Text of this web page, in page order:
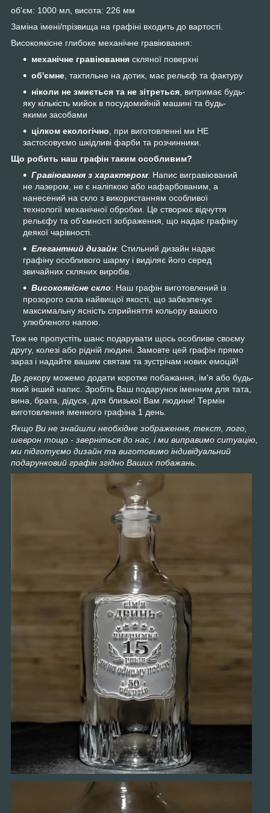
об'єм: 1000 мл, висота: 226 мм
Заміна імені/прізвища на графіні входить до вартості.
Високоякісне глибоке механічне гравіювання:
механічне гравіювання скляної поверхні
об'ємне, тактильне на дотик, має рельєф та фактуру
ніколи не змиється та не зітреться, витримає будь-
яку кількість мийок в посудомийній машині та будь-
якими засобами
цілком екологічно, при виготовленні ми НЕ
застосовуємо шкідливі фарби та розчинники.
Що робить наш графін таким особливим?
Гравіювання з характером: Напис вигравіюваний
не лазером, не є наліпкою або нафарбованим, а
нанесений на скло з використанням особливої
технології механічної обробки. Це створює відчуття
рельєфу та об'ємності зображення, що надає графіну
деякої чарівності.
Елегантний дизайн: Стильний дизайн надає
графіну особливого шарму і виділяє його серед
звичайних скляних виробів.
Високоякісне скло: Наш графін виготовлений із
прозорого скла найвищої якості, що забезпечує
максимальну ясність сприйняття кольору вашого
улюбленого напою.
Тож не пропустіть шанс подарувати щось особливе своєму
другу, колезі або рідній людині. Замовте цей графін прямо
зараз і надайте вашим святам та зустрічам нових емоцій!
До декору можемо додати коротке побажання, ім'я або будь-
який інший напис. Зробіть Ваш подарунок іменним для тата,
вина, брата, дідуся, для близької Вам людини! Термін
виготовлення іменного графіна 1 день.
Якщо Ви не знайшли необхідне зображення, текст, лого,
шеврон тощо - зверніться до нас, і ми виправимо ситуацію,
ми підготуємо дизайн та виготовимо індивідуальний
подарунковий графін згідно Ваших побажань.